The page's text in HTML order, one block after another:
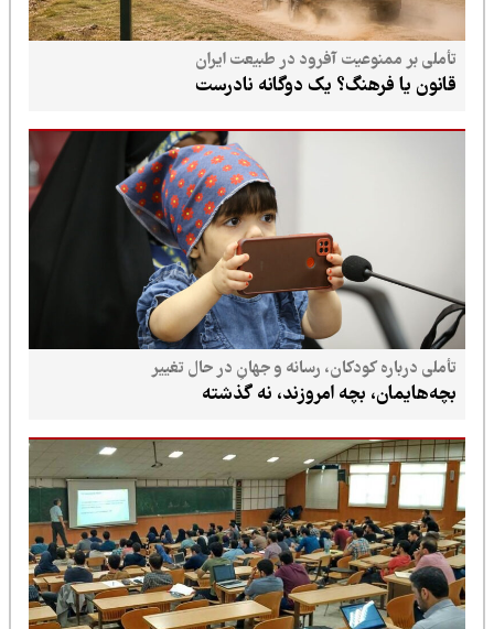
تأملی بر ممنوعیت آفرود در طبیعت ایران
قانون یا فرهنگ؟ یک دوگانه نادرست
تأملی درباره کودکان، رسانه و جهانِ در حال تغییر
بچه‌هایمان، بچه امروزند، نه گذشته